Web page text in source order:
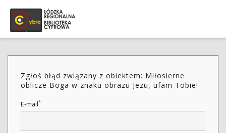
Zgłoś błąd związany z obiektem: Miłosierne
oblicze Boga w znaku obrazu Jezu, ufam Tobie!
E-mail*